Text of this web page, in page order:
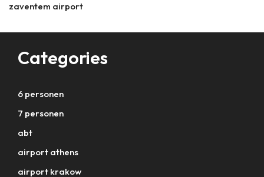
zaventem airport
Categories
6 personen
7 personen
abt
airport athens
airport krakow